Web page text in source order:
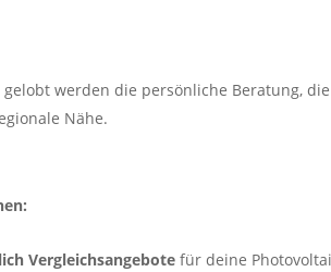
gelobt werden die persönliche Beratung,
Nähe.
Vergleichsangebote für deine